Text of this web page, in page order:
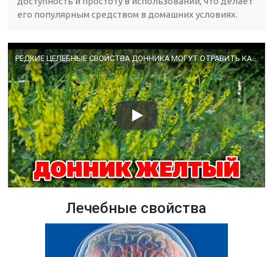
его популярным средством в домашних условиях.
РЕДКИЕ ЦЕЛЕБНЫЕ СВОЙСТВА ДОННИКА МОГУТ ОТРАВИТЬ КАК ПРИМЕНЯТЬ С ПОЛЬЗОЙ @natureMarusya
Лечебные свойства